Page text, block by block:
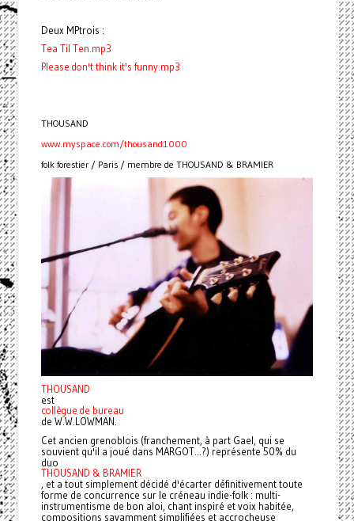
Deux MPtrois :
Tea Til Ten.mp3
Please don't think it's funny.mp3
THOUSAND
www.myspace.com/thousand1000
folk forestier / Paris / membre de THOUSAND & BRAMIER
THOUSAND
est
collègue de bureau
de W.W.LOWMAN.
Cet ancien grenoblois (franchement, à part Gael, qui se
souvient qu'il a joué dans MARGOT...?) représente 50% du
duo
THOUSAND & BRAMIER
, et a tout simplement décidé d'écarter définitivement toute
forme de concurrence sur le créneau indie-folk : multi-
instrumentisme de bon aloi, chant inspiré et voix habitée,
compositions savamment simplifiées et accrocheuse